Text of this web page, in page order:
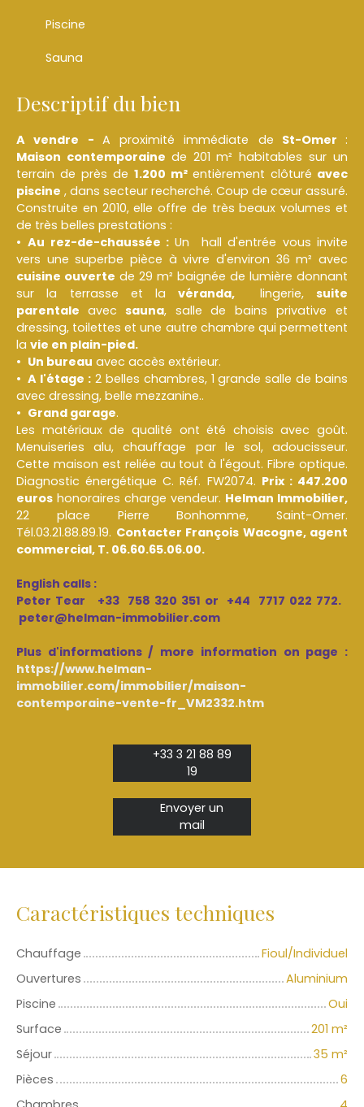
Piscine
Sauna
Descriptif du bien
A vendre - A proximité immédiate de St-Omer :
Maison contemporaine de 201 m² habitables sur un
terrain de près de 1.200 m² entièrement clôturé avec
piscine , dans secteur recherché. Coup de cœur assuré.
Construite en 2010, elle offre de très beaux volumes et
de très belles prestations :
Au rez-de-chaussée : Un hall d'entrée vous invite
vers une superbe pièce à vivre d'environ 36 m² avec
cuisine ouverte de 29 m² baignée de lumière donnant
sur la terrasse et lavéranda, lingerie, suite
parentale avec sauna, salle de bains privative et
dressing, toilettes et une autre chambre qui permettent
la vie en plain-pied.
Un bureau avec accès extérieur.
A l'étage : 2 belles chambres, 1 grande salle de bains
avec dressing, belle mezzanine..
Grand garage.
Les matériaux de qualité ont été choisis avec goût.
Menuiseries alu, chauffage par le sol, adoucisseur.
Cette maison est reliée au tout à l'égout. Fibre optique.
Diagnostic énergétique C. Réf. FW2074. Prix : 447.200
euros honoraires charge vendeur. Helman Immobilier,
22 place Pierre Bonhomme, Saint-Omer.
Tél.03.21.88.89.19. Contacter François Wacogne, agent
commercial, T. 06.60.65.06.00.
English calls :
Peter Tear +33 758 320 351 or +44 7717 022 772.
peter@helman-immobilier.com
Plus d'informations / more information on page :
https://www.helman-
immobilier.com/immobilier/maison-
contemporaine-vente-fr_VM2332.htm
+33 3 21 88 89
19
Envoyer un
mail
Caractéristiques techniques
Chauffage
Fioul/Individuel
Ouvertures
Aluminium
Piscine
Oui
Surface
201 m²
Séjour
35 m²
Pièces
6